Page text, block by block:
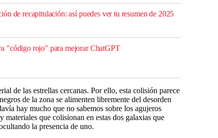
de recapitulación: así puedes ver tu resumen de 2025
"código rojo" para mejorar ChatGPT
de las estrellas cercanas. Por ello, esta colisión parece
de la zona se alimenten libremente del desorden
hay mucho que no sabemos sobre los agujeros
materiales que colisionan en estas dos galaxias que
la presencia de uno.